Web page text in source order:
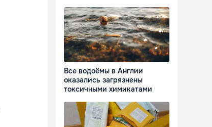
Все водоёмы в Англии
оказались загрязнены
токсичными химикатами